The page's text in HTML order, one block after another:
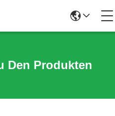
Den Produkten